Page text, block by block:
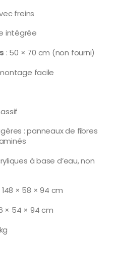
freins
intégrée
: 50 × 70 cm (non fourni)
facile
: panneaux de fibres
à base d’eau, non
148 × 58 × 94 cm
× 54 × 94 cm